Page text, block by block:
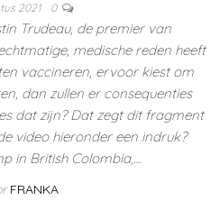
2021 0
Trudeau, de premier van
medische reden heeft
vaccineren, ervoor kiest om
dan zullen er consequenties
dat zijn? Dat zegt dit fragment
video hieronder een indruk?
in British Colombia,…
FRANKA